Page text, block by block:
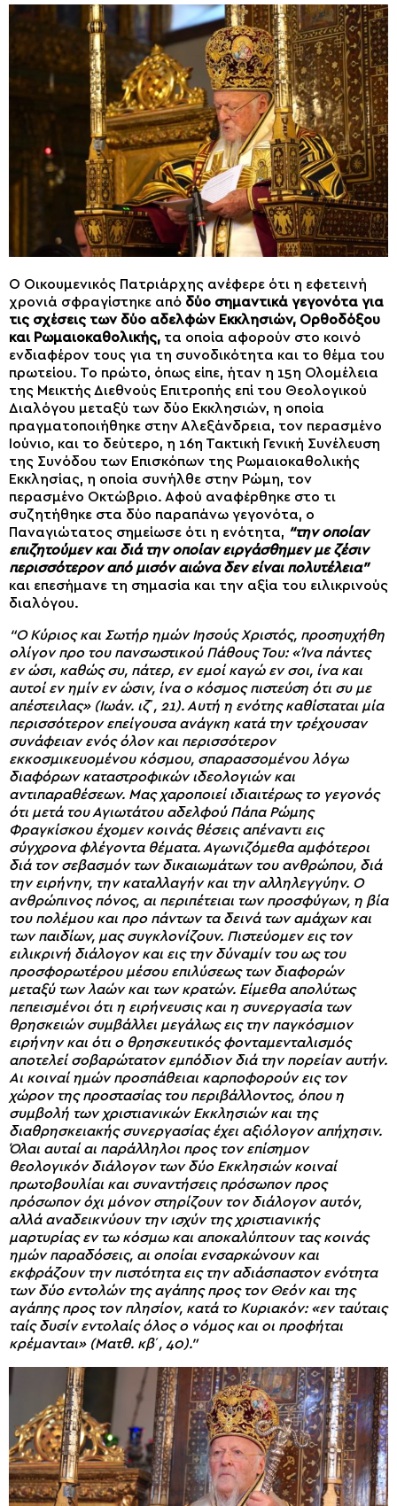
Ο Οικουμενικός Πατριάρχης ανέφερε ότι η εφετεινή
χρονιά σφραγίστηκε από δύο σημαντικά γεγονότα για
τις σχέσεις των δύο αδελφών Εκκλησιών, Ορθοδόξου
και Ρωμαιοκαθολικής, τα οποία αφορούν στο κοινό
ενδιαφέρον τους για τη συνοδικότητα και το θέμα του
πρωτείου. Το πρώτο, όπως είπε, ήταν η 15η Ολομέλεια
της Μεικτής Διεθνούς Επιτροπής επί του Θεολογικού
Διαλόγου μεταξύ των δύο Εκκλησιών, η οποία
πραγματοποιήθηκε στην Αλεξάνδρεια, τον περασμένο
Ιούνιο, και το δεύτερο, η 16η Τακτική Γενική Συνέλευση
της Συνόδου των Επισκόπων της Ρωμαιοκαθολικής
Εκκλησίας, η οποία συνήλθε στην Ρώμη, τον
περασμένο Οκτώβριο. Αφού αναφέρθηκε στο τι
συζητήθηκε στα δύο παραπάνω γεγονότα, ο
Παναγιώτατος σημείωσε ότι η ενότητα, “την οποίαν
επιζητούμεν και διά την οποίαν ειργάσθημεν με ζέσιν
περισσότερον από μισόν αιώνα δεν είναι πολυτέλεια”
και επεσήμανε τη σημασία και την αξία του ειλικρινούς
διαλόγου.
“Ο Κύριος και Σωτήρ ημών Ιησούς Χριστός, προσηυχήθη
ολίγον προ του πανσωστικού Πάθους Του: «Ίνα πάντες
εν ώσι, καθώς συ, πάτερ, εν εμοί καγώ εν σοι, ίνα και
αυτοί εν ημίν εν ώσιν, ίνα ο κόσμος πιστεύση ότι συ με
απέστειλας» (Ιωάν. ιζ΄, 21). Αυτή η ενότης καθίσταται μία
περισσότερον επείγουσα ανάγκη κατά την τρέχουσαν
συνάφειαν ενός όλον και περισσότερον
εκκοσμικευομένου κόσμου, σπαρασσομένου λόγω
διαφόρων καταστροφικών ιδεολογιών και
αντιπαραθέσεων. Μας χαροποιεί ιδιαιτέρως το γεγονός
ότι μετά του Αγιωτάτου αδελφού Πάπα Ρώμης
Φραγκίσκου έχομεν κοινάς θέσεις απέναντι εις
σύγχρονα φλέγοντα θέματα. Αγωνιζόμεθα αμφότεροι
διά τον σεβασμόν των δικαιωμάτων του ανθρώπου, διά
την ειρήνην, την καταλλαγήν και την αλληλεγγύην. Ο
ανθρώπινος πόνος, αι περιπέτειαι των προσφύγων, η βία
του πολέμου και προ πάντων τα δεινά των αμάχων και
των παιδίων, μας συγκλονίζουν. Πιστεύομεν εις τον
ειλικρινή διάλογον και εις την δύναμίν του ως του
προσφορωτέρου μέσου επιλύσεως των διαφορών
μεταξύ των λαών και των κρατών. Είμεθα απολύτως
πεπεισμένοι ότι η ειρήνευσις και η συνεργασία των
θρησκειών συμβάλλει μεγάλως εις την παγκόσμιον
ειρήνην και ότι ο θρησκευτικός φονταμενταλισμός
αποτελεί σοβαρώτατον εμπόδιον διά την πορείαν αυτήν.
Αι κοιναί ημών προσπάθειαι καρποφορούν εις τον
χώρον της προστασίας του περιβάλλοντος, όπου η
συμβολή των χριστιανικών Εκκλησιών και της
διαθρησκειακής συνεργασίας έχει αξιόλογον απήχησιν.
Όλαι αυταί αι παράλληλοι προς τον επίσημον
θεολογικόν διάλογον των δύο Εκκλησιών κοιναί
πρωτοβουλίαι και συναντήσεις πρόσωπον προς
πρόσωπον όχι μόνον στηρίζουν τον διάλογον αυτόν,
αλλά αναδεικνύουν την ισχύν της χριστιανικής
μαρτυρίας εν τω κόσμω και αποκαλύπτουν τας κοινάς
ημών παραδόσεις, αι οποίαι ενσαρκώνουν και
εκφράζουν την πιστότητα εις την αδιάσπαστον ενότητα
των δύο εντολών της αγάπης προς τον Θεόν και της
αγάπης προς τον πλησίον, κατά το Κυριακόν: «εν ταύταις
ταίς δυσίν εντολαίς όλος ο νόμος και οι προφήται
κρέμανται» (Ματθ. κβ΄, 40).”